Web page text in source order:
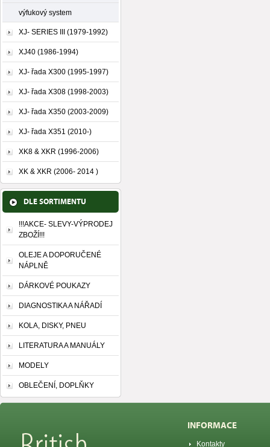
výfukový system
XJ- SERIES III (1979-1992)
XJ40 (1986-1994)
XJ- řada X300 (1995-1997)
XJ- řada X308 (1998-2003)
XJ- řada X350 (2003-2009)
XJ- řada X351 (2010-)
XK8 & XKR (1996-2006)
XK & XKR (2006- 2014 )
DLE SORTIMENTU
!!!AKCE- SLEVY-VÝPRODEJ
ZBOŽÍ!!!
OLEJE A DOPORUČENÉ
NÁPLNĚ
DÁRKOVÉ POUKAZY
DIAGNOSTIKA A NÁŘADÍ
KOLA, DISKY, PNEU
LITERATURA A MANUÁLY
MODELY
OBLEČENÍ, DOPLŇKY
INFORMACE
Kontakty